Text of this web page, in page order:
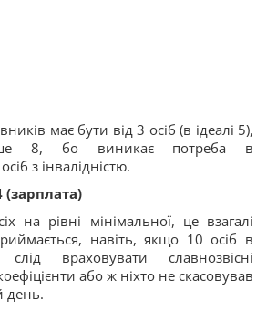
має бути від 3 осіб (в ідеалі 5),
8, бо виникає потреба в
з інвалідністю.
на рівні мінімальної, це взагалі
навіть, якщо 10 осіб в
враховувати славнозвісні
або ж ніхто не скасовував
день.